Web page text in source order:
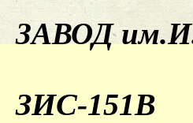
ЗАВОД
ЗИС-151В